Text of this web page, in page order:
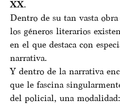
XX.
Dentro de su tan vasta
los géneros literarios
en el que destaca con
narrativa.
Y dentro de la narrativa
que le fascina
del policial, una modalidad: